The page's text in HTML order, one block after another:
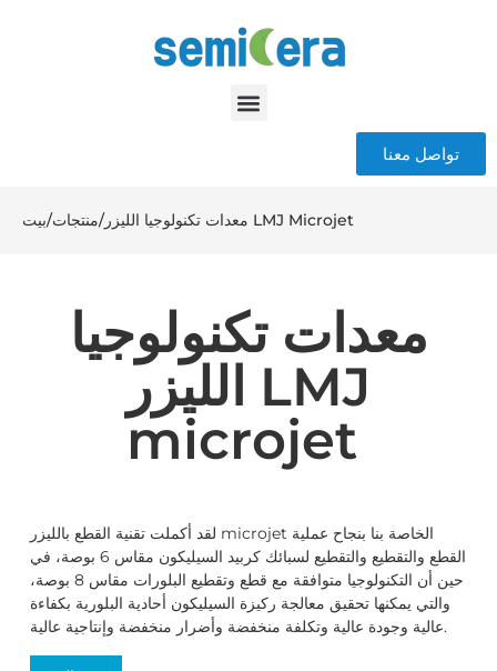
تواصل معنا
بيت/منتجات/ معدات تكنولوجيا الليزر LMJ Microjet
معدات تكنولوجيا
الليزر LMJ
microjet
لقد أكملت تقنية القطع بالليزر microjet الخاصة بنا بنجاح عملية
القطع والتقطيع والتقطيع لسبائك كربيد السيليكون مقاس 6 بوصة، في
حين أن التكنولوجيا متوافقة مع قطع وتقطيع البلورات مقاس 8 بوصة،
والتي يمكنها تحقيق معالجة ركيزة السيليكون أحادية البلورية بكفاءة
عالية وجودة عالية وتكلفة منخفضة وأضرار منخفضة وإنتاجية عالية.